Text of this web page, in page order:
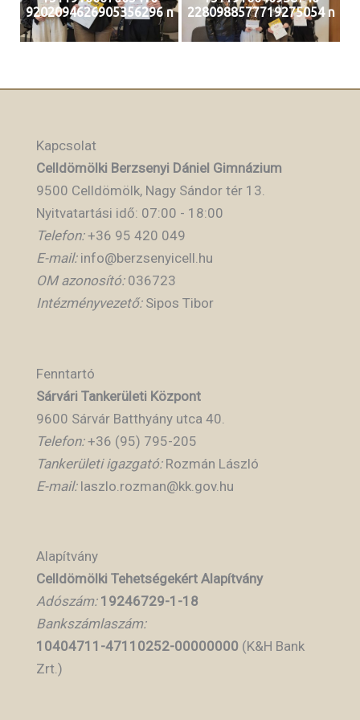
9202094626905356296 n
2280988577719275054 n
Kapcsolat
Celldömölki Berzsenyi Dániel Gimnázium
9500 Celldömölk, Nagy Sándor tér 13.
Nyitvatartási idő: 07:00 - 18:00
Telefon:+36 95 420 049
E-mail:info@berzsenyicell.hu
OM azonosító:036723
Intézményvezető:Sipos Tibor
Fenntartó
Sárvári Tankerületi Központ
9600 Sárvár Batthyány utca 40.
Telefon:+36 (95) 795-205
Tankerületi igazgató:Rozmán László
E-mail:laszlo.rozman@kk.gov.hu
Alapítvány
Celldömölki Tehetségekért Alapítvány
Adószám: 19246729-1-18
Bankszámlaszám:
10404711-47110252-00000000 (K&H Bank
Zrt.)